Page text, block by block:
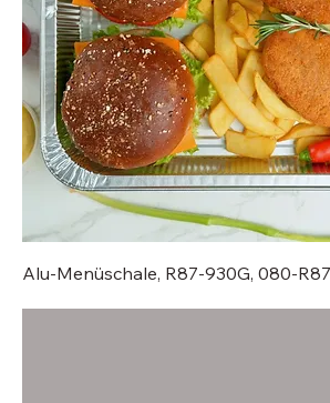
Alu-Menüschale, R87-930G, 080-